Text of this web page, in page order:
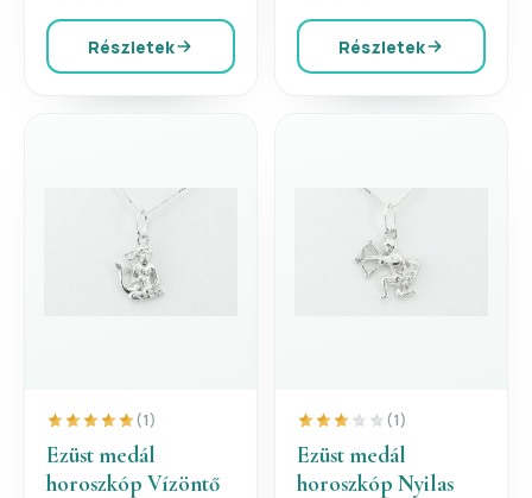
Részletek Részletek
(1)
Ezüst medál
horoszkóp Vízöntő
(1)
Ezüst medál
horoszkóp Nyilas